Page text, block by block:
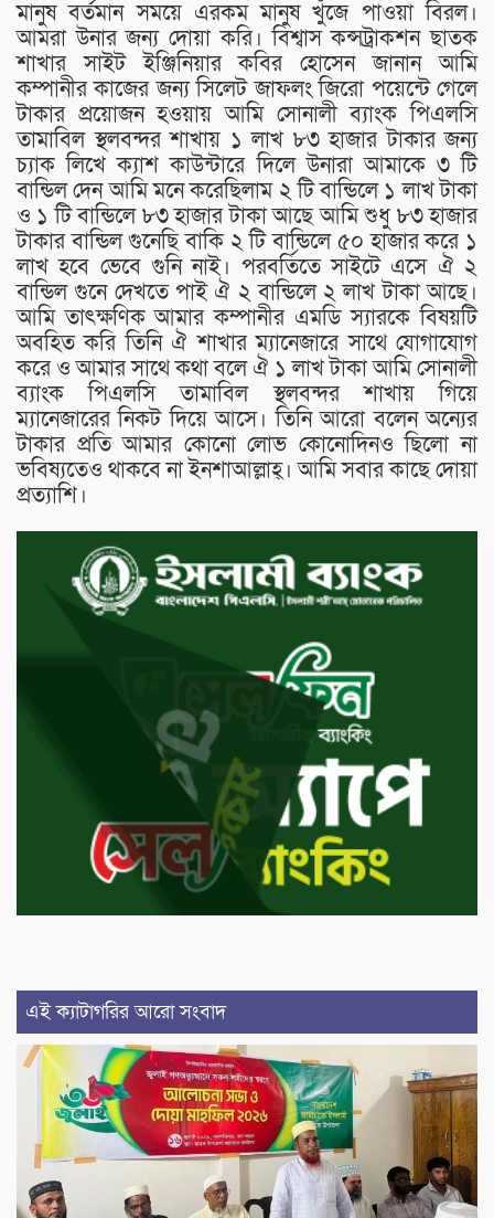
মানুষ বর্তমান সময়ে এরকম মানুষ খুঁজে পাওয়া বিরল।
আমরা উনার জন্য দোয়া করি। বিশ্বাস কন্সট্রাকশন ছাতক
শাখার সাইট ইঞ্জিনিয়ার কবির হোসেন জানান আমি
কম্পানীর কাজের জন্য সিলেট জাফলং জিরো পয়েন্টে গেলে
টাকার প্রয়োজন হওয়ায় আমি সোনালী ব্যাংক পিএলসি
তামাবিল স্থলবন্দর শাখায় ১ লাখ ৮৩ হাজার টাকার জন্য
চ্যাক লিখে ক্যাশ কাউন্টারে দিলে উনারা আমাকে ৩ টি
বান্ডিল দেন আমি মনে করেছিলাম ২ টি বান্ডিলে ১ লাখ টাকা
ও ১ টি বান্ডিলে ৮৩ হাজার টাকা আছে আমি শুধু ৮৩ হাজার
টাকার বান্ডিল গুনেছি বাকি ২ টি বান্ডিলে ৫০ হাজার করে ১
লাখ হবে ভেবে গুনি নাই। পরবর্তিতে সাইটে এসে ঐ ২
বান্ডিল গুনে দেখতে পাই ঐ ২ বান্ডিলে ২ লাখ টাকা আছে।
আমি তাৎক্ষণিক আমার কম্পানীর এমডি স্যারকে বিষয়টি
অবহিত করি তিনি ঐ শাখার ম্যানেজারে সাথে যোগাযোগ
করে ও আমার সাথে কথা বলে ঐ ১ লাখ টাকা আমি সোনালী
ব্যাংক পিএলসি তামাবিল স্থলবন্দর শাখায় গিয়ে
ম্যানেজারের নিকট দিয়ে আসে। তিনি আরো বলেন অন্যের
টাকার প্রতি আমার কোনো লোভ কোনোদিনও ছিলো না
ভবিষ্যতেও থাকবে না ইনশাআল্লাহ্। আমি সবার কাছে দোয়া
প্রত্যাশি।
এই ক্যাটাগরির আরো সংবাদ